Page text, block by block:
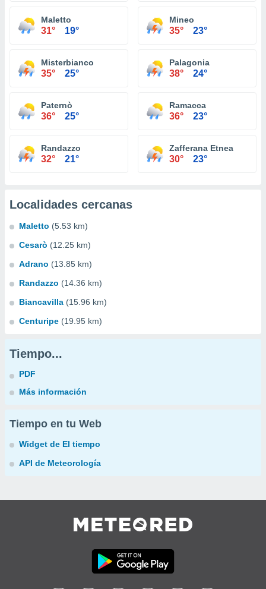
Maletto
31° 19°
Mineo
35° 23°
Misterbianco
35° 25°
Palagonia
38° 24°
Paternò
36° 25°
Ramacca
36° 23°
Randazzo
32° 21°
Zafferana Etnea
30° 23°
Localidades cercanas
Maletto (5.53 km)
Cesarò (12.25 km)
Adrano (13.85 km)
Randazzo (14.36 km)
Biancavilla (15.96 km)
Centuripe (19.95 km)
Tiempo...
PDF
Más información
Tiempo en tu Web
Widget de El tiempo
API de Meteorología